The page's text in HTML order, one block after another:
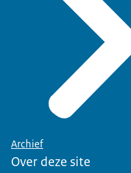
Archief
Over deze site